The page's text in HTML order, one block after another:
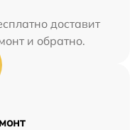
доставит
и обратно.